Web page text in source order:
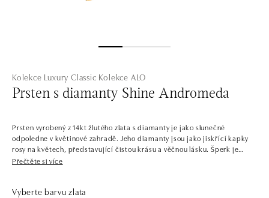
Kolekce Luxury Classic Kolekce ALO
Prsten s diamanty Shine Andromeda
Prsten vyrobený z 14kt žlutého zlata s diamanty je jako slunečné
odpoledne v květinové zahradě. Jeho diamanty jsou jako jiskřící kapky
rosy na květech, představující čistou krásu a věčnou lásku. Šperk je
součástí kolekce Luxury Classic.
Luxury Classic dává hlavní slovo centrálním kamenům, jejichž třpyt
Přečtěte si více
Vyberte barvu zlata